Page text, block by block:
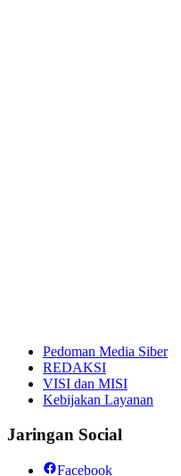
Pedoman Media Siber
REDAKSI
VISI dan MISI
Kebijakan Layanan
Jaringan Social
Facebook